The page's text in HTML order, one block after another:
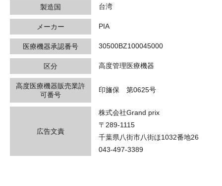
製造国 台湾
メーカー PIA
医療機器承認番号 30500BZ100045000
区分 高度管理医療機器
高度医療機器販売業許
可番号
印旛保 第0625号
広告文責
株式会社Grand prix
〒289-1115
千葉県八街市八街ほ1032番地26
043-497-3389